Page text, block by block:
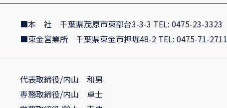
■本 社 千葉県茂原市東部台3-3-3 TEL: 0475-23-3323
■東金営業所 千葉県東金市押堀48-2 TEL: 0475-71-2711
代表取締役/内山 和男
専務取締役/内山 卓士